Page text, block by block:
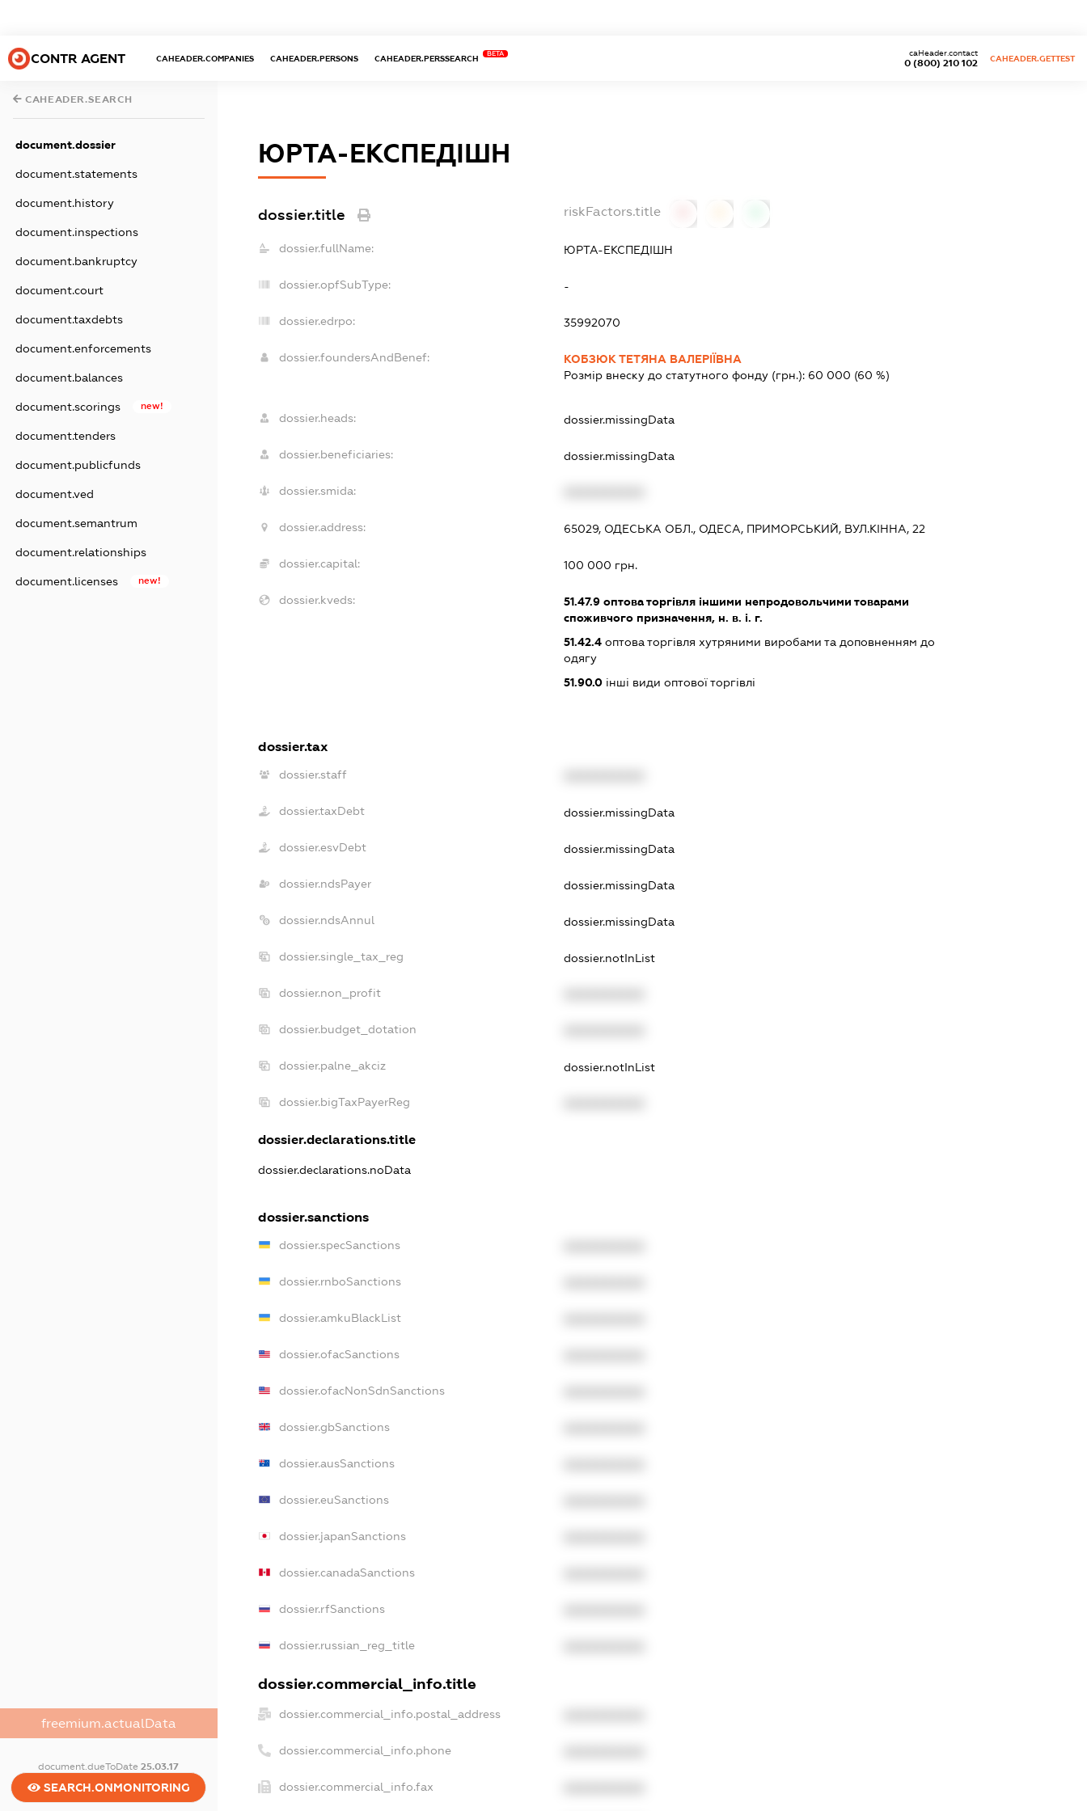
CONTR AGENT CAHEADER.COMPANIES CAHEADER.PERSONS CAHEADER.PERSSEARCH
BETA
0 (800) 210 102
caHeader.contact
CAHEADER.GETTEST
CAHEADER.SEARCH
document.dossier
document.statements
document.history
document.inspections
document.bankruptcy
document.court
document.taxdebts
document.enforcements
document.balances
document.scorings new!
document.tenders
document.publicfunds
document.ved
document.semantrum
document.relationships
document.licenses new!
freemium.actualData
document.dueToDate25.03.17
SEARCH.ONMONITORING
ЮРТА-ЕКСПЕДІШН
dossier.title riskFactors.title
dossier.fullName: ЮРТА-ЕКСПЕДІШН
dossier.opfSubType: -
dossier.edrpo: 35992070
dossier.foundersAndBenef:
КОБЗЮК ТЕТЯНА ВАЛЕРІЇВНА
Розмір внеску до статутного фонду (грн.): 60 000 (60 %)
dossier.heads: dossier.missingData
dossier.beneficiaries: dossier.missingData
dossier.smida:
dossier.address: 65029, ОДЕСЬКА ОБЛ., ОДЕСА, ПРИМОРСЬКИЙ, ВУЛ.КІННА, 22
dossier.capital: 100 000 грн.
dossier.kveds: 51.47.9 оптова торгівля іншими непродовольчими товарами
споживчого призначення, н. в. і. г.
51.42.4 оптова торгівля хутряними виробами та доповненням до
одягу
51.90.0 інші види оптової торгівлі
dossier.tax
dossier.staff
dossier.taxDebt dossier.missingData
dossier.esvDebt dossier.missingData
dossier.ndsPayer dossier.missingData
dossier.ndsAnnul dossier.missingData
dossier.single_tax_reg dossier.notInList
dossier.non_profit
dossier.budget_dotation
dossier.palne_akciz dossier.notInList
dossier.bigTaxPayerReg
dossier.declarations.title
dossier.declarations.noData
dossier.sanctions
dossier.specSanctions
dossier.rnboSanctions
dossier.amkuBlackList
dossier.ofacSanctions
dossier.ofacNonSdnSanctions
dossier.gbSanctions
dossier.ausSanctions
dossier.euSanctions
dossier.japanSanctions
dossier.canadaSanctions
dossier.rfSanctions
dossier.russian_reg_title
dossier.commercial_info.title
dossier.commercial_info.postal_address
dossier.commercial_info.phone
dossier.commercial_info.fax